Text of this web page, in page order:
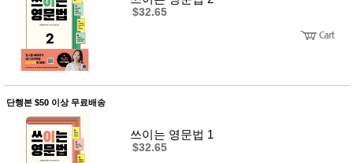
$32.65
단행본 $50 이상 무료배송
쓰이는 영문법 1
$32.65